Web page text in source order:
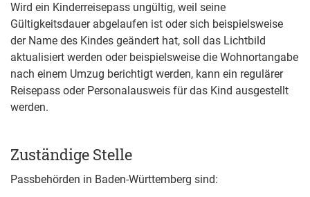
Wird ein Kinderreisepass ungültig, weil seine
Gültigkeitsdauer abgelaufen ist oder sich beispielsweise
der Name des Kindes geändert hat, soll das Lichtbild
aktualisiert werden oder beispielsweise die Wohnortangabe
nach einem Umzug berichtigt werden, kann ein regulärer
Reisepass oder Personalausweis für das Kind ausgestellt
werden.
Zuständige Stelle
Passbehörden in Baden-Württemberg sind: